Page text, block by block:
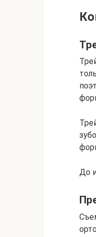
До